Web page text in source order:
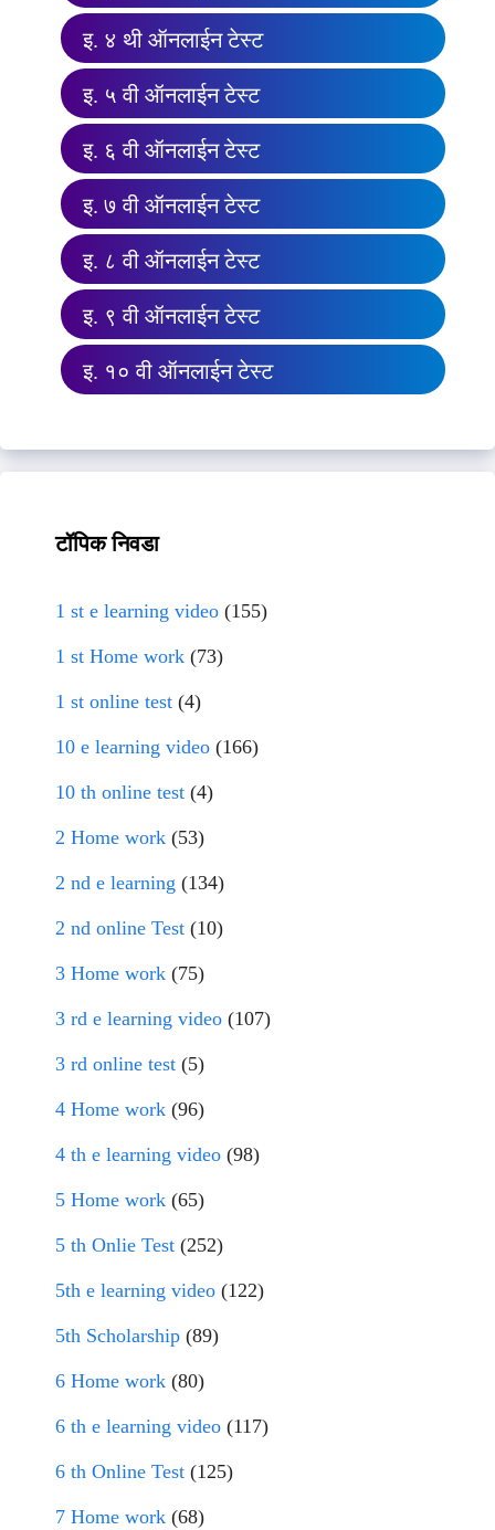
इ. ४ थी ऑनलाईन टेस्ट
इ. ५ वी ऑनलाईन टेस्ट
इ. ६ वी ऑनलाईन टेस्ट
इ. ७ वी ऑनलाईन टेस्ट
इ. ८ वी ऑनलाईन टेस्ट
इ. ९ वी ऑनलाईन टेस्ट
इ. १० वी ऑनलाईन टेस्ट
टॉपिक निवडा
1 st e learning video (155)
1 st Home work (73)
1 st online test (4)
10 e learning video (166)
10 th online test (4)
2 Home work (53)
2 nd e learning (134)
2 nd online Test (10)
3 Home work (75)
3 rd e learning video (107)
3 rd online test (5)
4 Home work (96)
4 th e learning video (98)
5 Home work (65)
5 th Onlie Test (252)
5th e learning video (122)
5th Scholarship (89)
6 Home work (80)
6 th e learning video (117)
6 th Online Test (125)
7 Home work (68)